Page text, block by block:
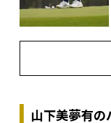
山下美夢有の